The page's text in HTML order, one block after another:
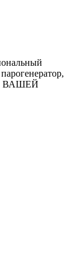
ВАШЕЙ